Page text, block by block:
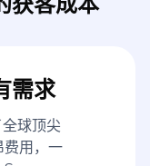
需求
球顶尖
费用，一